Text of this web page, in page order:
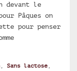
devant le
Pâques on
pour penser
au poivre vert du
, Sans lactose ,